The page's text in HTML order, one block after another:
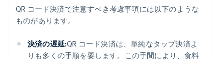
QR コード決済で注意すべき考慮事項には以下のような
ものがあります。
決済の遅延:QR コード決済は、単純なタップ決済よ
りも多くの手順を要します。この手間により、食料